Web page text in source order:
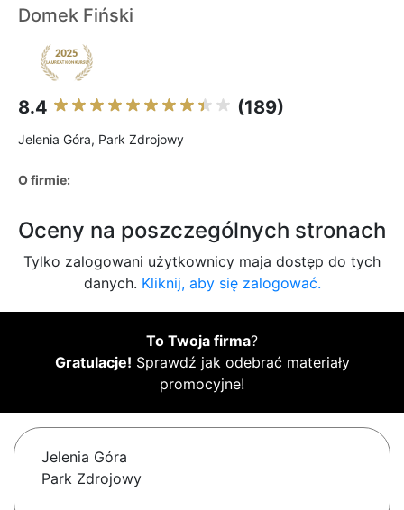
Domek Fiński
8.4 (189)
Jelenia Góra, Park Zdrojowy
O firmie:
Oceny na poszczególnych stronach
Tylko zalogowani użytkownicy maja dostęp do tych
danych. Kliknij, aby się zalogować.
To Twoja firma?
Gratulacje! Sprawdź jak odebrać materiały
promocyjne!
Jelenia Góra
Park Zdrojowy